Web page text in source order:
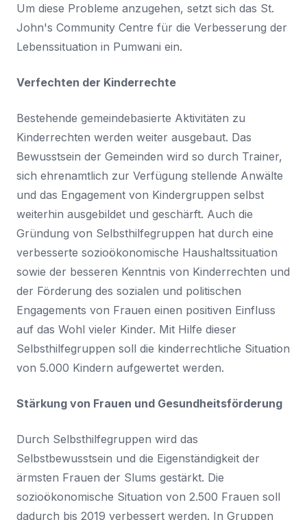
Um diese Probleme anzugehen, setzt sich das St.
John's Community Centre für die Verbesserung der
Lebenssituation in Pumwani ein.
Verfechten der Kinderrechte
Bestehende gemeindebasierte Aktivitäten zu
Kinderrechten werden weiter ausgebaut. Das
Bewusstsein der Gemeinden wird so durch Trainer,
sich ehrenamtlich zur Verfügung stellende Anwälte
und das Engagement von Kindergruppen selbst
weiterhin ausgebildet und geschärft. Auch die
Gründung von Selbsthilfegruppen hat durch eine
verbesserte sozioökonomische Haushaltssituation
sowie der besseren Kenntnis von Kinderrechten und
der Förderung des sozialen und politischen
Engagements von Frauen einen positiven Einfluss
auf das Wohl vieler Kinder. Mit Hilfe dieser
Selbsthilfegruppen soll die kinderrechtliche Situation
von 5.000 Kindern aufgewertet werden.
Stärkung von Frauen und Gesundheitsförderung
Durch Selbsthilfegruppen wird das
Selbstbewusstsein und die Eigenständigkeit der
ärmsten Frauen der Slums gestärkt. Die
sozioökonomische Situation von 2.500 Frauen soll
dadurch bis 2019 verbessert werden. In Gruppen